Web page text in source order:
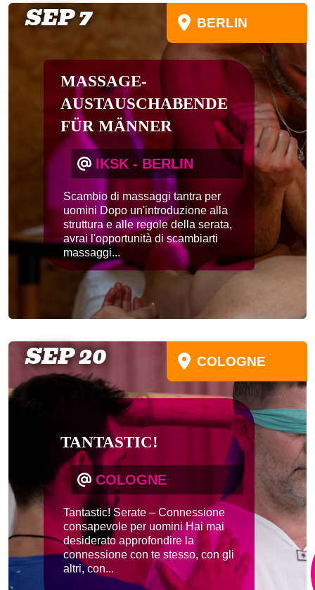
SEP 7 BERLIN
MASSAGE-
AUSTAUSCHABENDE
FÜR MÄNNER
IKSK - BERLIN
Scambio di massaggi tantra per
uomini Dopo un'introduzione alla
struttura e alle regole della serata,
avrai l'opportunità di scambiarti
massaggi...
SEP 20 COLOGNE
TANTASTIC!
COLOGNE
Tantastic! Serate – Connessione
consapevole per uomini Hai mai
desiderato approfondire la
connessione con te stesso, con gli
altri, con...